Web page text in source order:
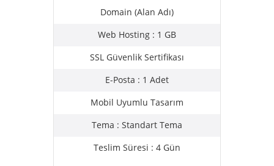
Domain (Alan Adı)
Web Hosting : 1 GB
SSL Güvenlik Sertifikası
E-Posta : 1 Adet
Mobil Uyumlu Tasarım
Tema : Standart Tema
Teslim Süresi : 4 Gün